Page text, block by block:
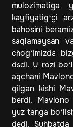
mulozimatiga
kayfiyatig‘gi
bahosini
saqlamaysan
chog‘imizda
dsdi. U rozi
aqchani
qilgan kishi
berdi. Mavlono
yuz tanga
dedi. Suhbatda